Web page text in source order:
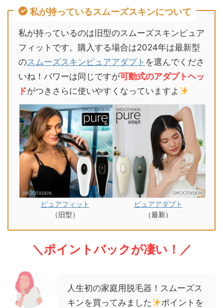
私が持っているスムーズスキンについて
私が持っているのは旧型のスムーズスキンピュア
フィットです。購入する場合は2024年は最新型
のスムーズスキンピュアアダプト を選んでくださ
いね！パワーは同じですが可動式のアダプトヘッ
ドがつきさらに使いやすくなっていますよ
ピュアフィット
（旧型）
ピュアアダプト
（最新）
＼ポイントバックが凄い！ ／
人生初の家庭用脱毛器！スムーズス
キンを買ってみました
ポイントを